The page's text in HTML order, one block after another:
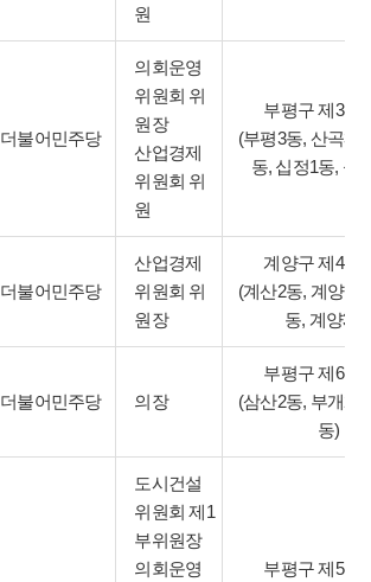
원
더불어민주당
의회운영
위원회 위
원장
산업경제
위원회 위
원
부평구 제3선
(부평3동, 산곡3
동, 십정1동, 십
더불어민주당
산업경제
위원회 위
원장
계양구 제4선
(계산2동, 계양1
동, 계양3동
더불어민주당 의장
부평구 제6선
(삼산2동, 부개2
동)
도시건설
위원회 제1
부위원장
의회운영
부평구 제5선